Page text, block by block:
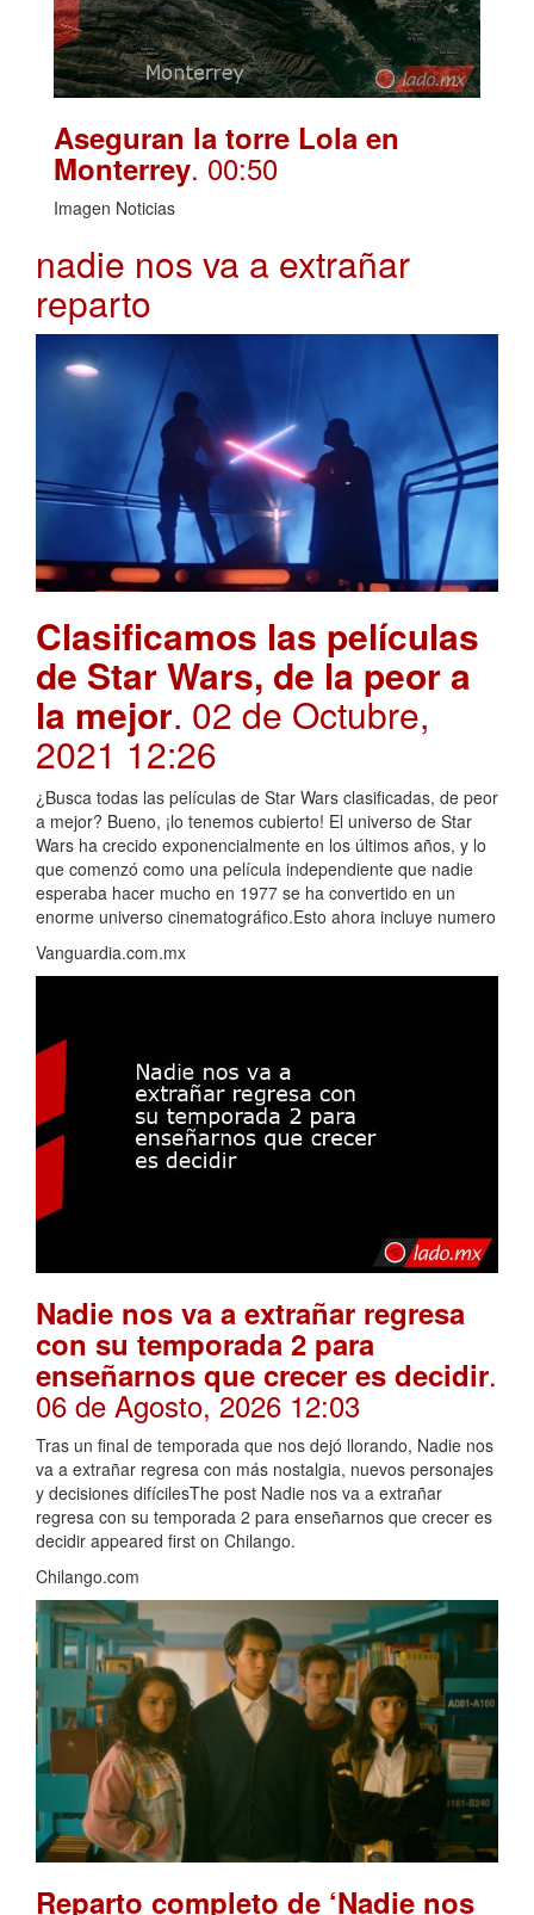
Aseguran la torre Lola en
Monterrey. 00:50
Imagen Noticias
nadie nos va a extrañar
reparto
Clasificamos las películas
de Star Wars, de la peor a
la mejor. 02 de Octubre,
2021 12:26
¿Busca todas las películas de Star Wars clasificadas, de peor
a mejor? Bueno, ¡lo tenemos cubierto! El universo de Star
Wars ha crecido exponencialmente en los últimos años, y lo
que comenzó como una película independiente que nadie
esperaba hacer mucho en 1977 se ha convertido en un
enorme universo cinematográfico.Esto ahora incluye numero
Vanguardia.com.mx
Nadie nos va a extrañar regresa
con su temporada 2 para
enseñarnos que crecer es decidir.
06 de Agosto, 2026 12:03
Tras un final de temporada que nos dejó llorando, Nadie nos
va a extrañar regresa con más nostalgia, nuevos personajes
y decisiones difícilesThe post Nadie nos va a extrañar
regresa con su temporada 2 para enseñarnos que crecer es
decidir appeared first on Chilango.
Chilango.com
Reparto completo de ‘Nadie nos